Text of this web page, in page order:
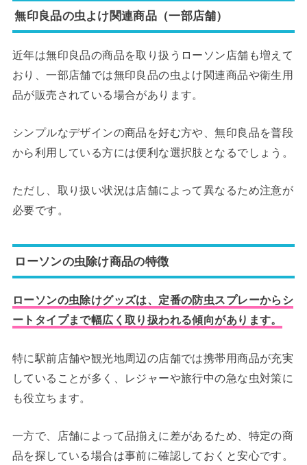
無印良品の虫よけ関連商品（一部店舗）
近年は無印良品の商品を取り扱うローソン店舗も増えて
おり、一部店舗では無印良品の虫よけ関連商品や衛生用
品が販売されている場合があります。
シンプルなデザインの商品を好む方や、無印良品を普段
から利用している方には便利な選択肢となるでしょう。
ただし、取り扱い状況は店舗によって異なるため注意が
必要です。
ローソンの虫除け商品の特徴
ローソンの虫除けグッズは、定番の防虫スプレーからシ
ートタイプまで幅広く取り扱われる傾向があります。
特に駅前店舗や観光地周辺の店舗では携帯用商品が充実
していることが多く、レジャーや旅行中の急な虫対策に
も役立ちます。
一方で、店舗によって品揃えに差があるため、特定の商
品を探している場合は事前に確認しておくと安心です。